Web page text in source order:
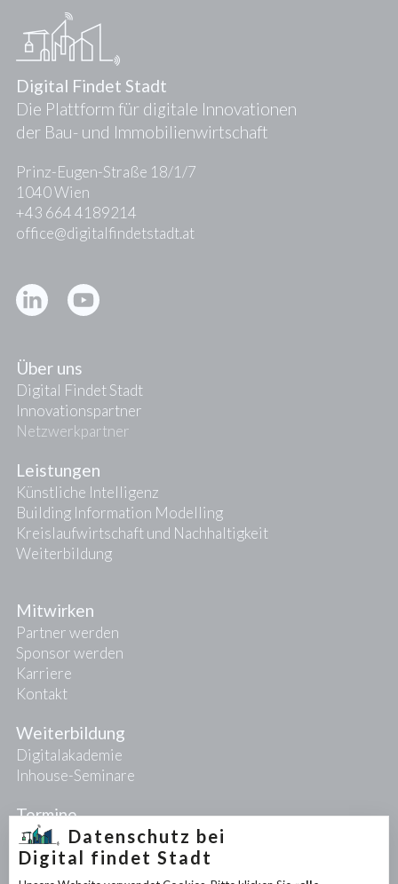
Digital Findet Stadt
Die Plattform für digitale Innovationen
der Bau- und Immobilienwirtschaft
Prinz-Eugen-Straße 18/1/7
1040 Wien
+43 664 4189214
office@digitalfindetstadt.at
Über uns
Digital Findet Stadt
Innovationspartner
Netzwerkpartner
Leistungen
Künstliche Intelligenz
Building Information Modelling
Kreislaufwirtschaft und Nachhaltigkeit
Weiterbildung
Mitwirken
Partner werden
Sponsor werden
Karriere
Kontakt
Weiterbildung
Digitalakademie
Inhouse-Seminare
Termine
Projekte
Datenschutz bei
Digital findet Stadt